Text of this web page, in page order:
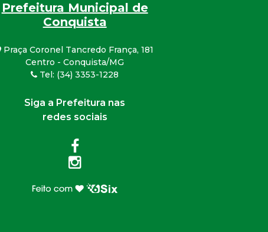
Prefeitura Municipal de
Conquista
Praça Coronel Tancredo França, 181
Centro - Conquista/MG
Tel: (34) 3353-1228
Siga a Prefeitura nas
redes sociais